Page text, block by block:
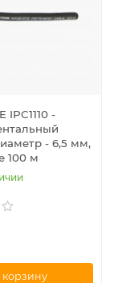
IPC1110 -
- 6,5 мм,
100 м
корзину